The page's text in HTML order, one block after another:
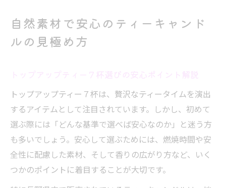
自然素材で安心のティーキャンド
ルの見極め方
トップアップティー７杯は、贅沢なティータイムを演出
するアイテムとして注目されています。しかし、初めて
選ぶ際には「どんな基準で選べば安心なのか」と迷う方
も多いでしょう。安心して選ぶためには、燃焼時間や安
全性に配慮した素材、そして香りの広がり方など、いく
つかのポイントに着目することが大切です。